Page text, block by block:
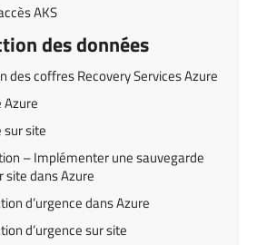
AKS
des données
des coffres Recovery Services Azure
Azure
sur site
– Implémenter une sauvegarde
site dans Azure
d’urgence dans Azure
d’urgence sur site